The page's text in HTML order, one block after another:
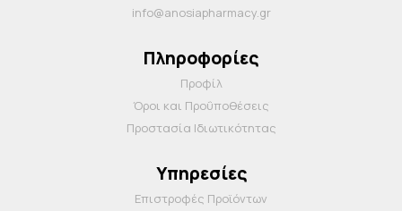
info@anosiapharmacy.gr
Πληροφορίες
Προφίλ
Όροι και Προΰποθέσεις
Προστασία Ιδιωτικότητας
Υπηρεσίες
Επιστροφές Προϊόντων